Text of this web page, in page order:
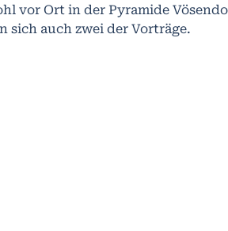
vor Ort in der Pyramide
sich auch zwei der Vorträge.